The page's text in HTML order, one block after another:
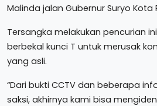
Malinda jalan Gubernur Suryo Kota
Tersangka melakukan pencurian
berbekal kunci T untuk merusak
yang asli.
“Dari bukti CCTV dan beberapa
saksi, akhirnya kami bisa